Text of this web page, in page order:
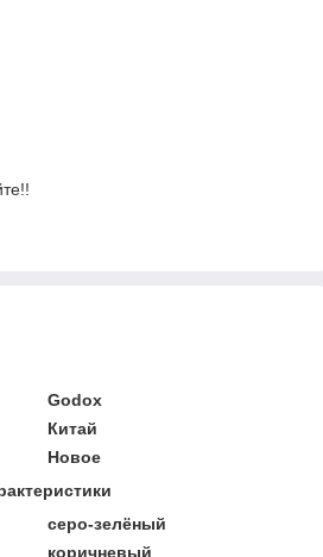
Godox
Китай
Новое
серо-зелёный
коричневый